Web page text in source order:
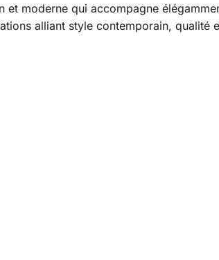
moderne qui accompagne
alliant style contemporain,